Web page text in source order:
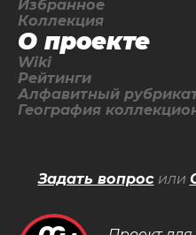
Избранное
Коллекция
О проекте
Wiki
Рейтинги
Алфавитный
География
Задать вопросили